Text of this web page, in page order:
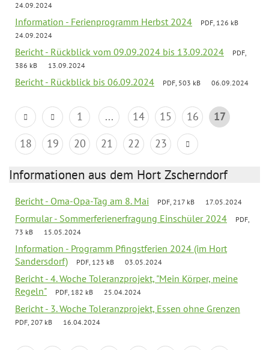
24.09.2024
Information - Ferienprogramm Herbst 2024
PDF, 126 kB
24.09.2024
Bericht - Rückblick vom 09.09.2024 bis 13.09.2024
PDF,
386 kB
13.09.2024
Bericht - Rückblick bis 06.09.2024 PDF, 503 kB 06.09.2024
1 ... 14 15 16
17
18
19 20 21 22 23
Informationen aus dem Hort Zscherndorf
Bericht - Oma-Opa-Tag am 8. Mai PDF, 217 kB 17.05.2024
Formular - Sommerferienerfragung Einschüler 2024
PDF,
73 kB
15.05.2024
Information - Programm Pfingstferien 2024 (im Hort
Sandersdorf)
PDF, 123 kB 03.05.2024
Bericht - 4. Woche Toleranzprojekt, "Mein Körper, meine
Regeln"
PDF, 182 kB 25.04.2024
Bericht - 3. Woche Toleranzprojekt, Essen ohne Grenzen
PDF, 207 kB 16.04.2024